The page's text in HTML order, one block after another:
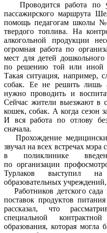
Проводится работа по
пассажирского маршрута
помощь педагогам школы
твердого топлива. На
алкогольной продукции
огромная работа по
мест для детей
по решению той или иной
Такая ситуация, например,
собак. Ее не решить лишь
нужно проводить и
Сейчас жители выезжают в
кошек, собак. А когда сезон
И вся работа по отлову
сначала.
Прохождение
звучал на всех встречах
в поликлинике
по организации
Турлаков выступил на
образовательных
Работников детского сада
поставок продуктов
рассказал, что
специальной
образования, которая